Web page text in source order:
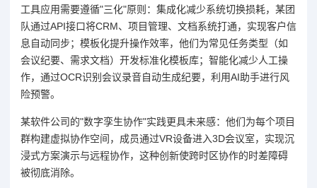
工具应用需要遵循"三化"原则：集成化减少系统切换损耗，某团
队通过API接口将CRM、项目管理、文档系统打通，实现客户信
息自动同步；模板化提升操作效率，他们为常见任务类型（如
会议纪要、需求文档）开发标准化模板库；智能化减少人工操
作，通过OCR识别会议录音自动生成纪要，利用AI助手进行风
险预警。
某软件公司的"数字孪生协作"实践更具未来感：他们为每个项目
群构建虚拟协作空间，成员通过VR设备进入3D会议室，实现沉
浸式方案演示与远程协作，这种创新使跨时区协作的时差障碍
被彻底消除。